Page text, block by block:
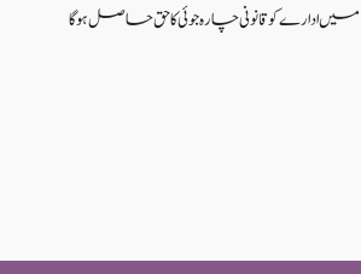
میں ادارے کو قانونی چارہ جوئی کا حق حاصل ہو گا